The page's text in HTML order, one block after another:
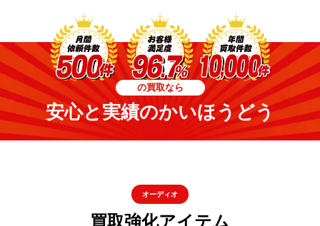
の買取なら
安心と実績のかいほうどう
オーディオ
買取強化アイテム